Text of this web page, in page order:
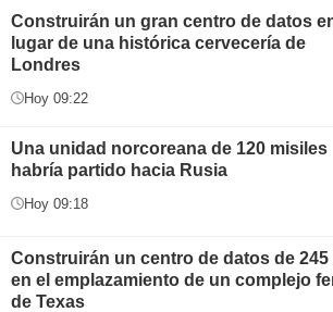
Construirán un gran centro de datos
lugar de una histórica cervecería de
Londres
Hoy 09:22
Una unidad norcoreana de 120 misiles
habría partido hacia Rusia
Hoy 09:18
Construirán un centro de datos de 245
en el emplazamiento de un complejo
de Texas